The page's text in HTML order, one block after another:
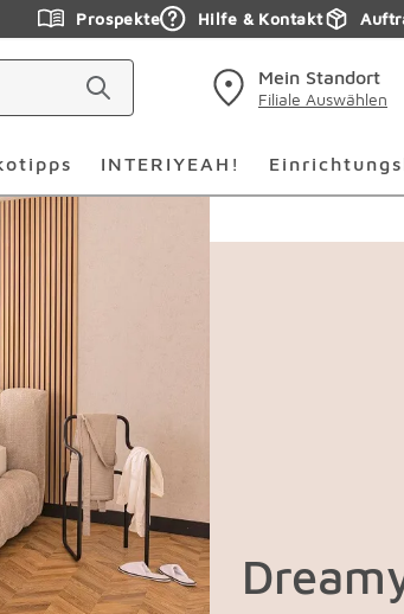
Prospekte Hilfe & Kontakt
Mein Standort
Filiale Auswählen
INTERIYEAH!